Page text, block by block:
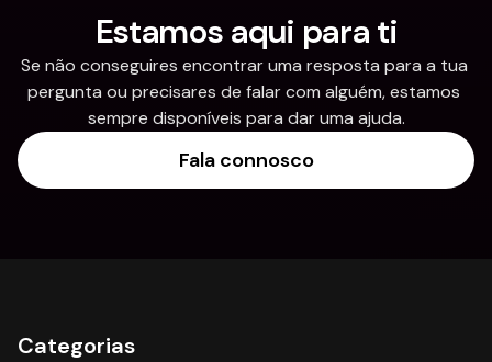
Estamos aqui para ti
Se não conseguires encontrar uma resposta para a tua
pergunta ou precisares de falar com alguém, estamos
sempre disponíveis para dar uma ajuda.
Fala connosco
Categorias